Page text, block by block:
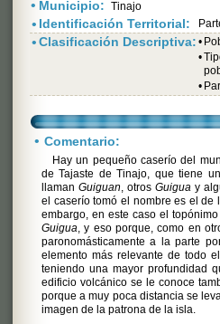
• Municipio: Tinajo
• Identificación Territorial:
•Clasificación Descriptiva: •
•
•
• Comentario:
Hay un pequeño caserío del
de Tajaste de Tinajo, que tiene
llamanGuiguan, otrosGuigua y
el caserío tomó el nombre es el de
embargo, en este caso el
Guigua, y eso porque, como en
paronomásticamente a la parte
elemento más relevante de todo
teniendo una mayor profundidad
edificio volcánico se le conoce
porque a muy poca distancia se
imagen de la patrona de la isla.